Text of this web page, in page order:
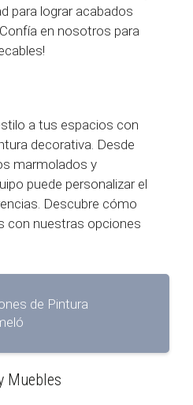
para lograr acabados
en nosotros para
a tus espacios con
decorativa. Desde
marmolados y
puede personalizar el
Descubre cómo
con nuestras opciones
de Pintura
Muebles